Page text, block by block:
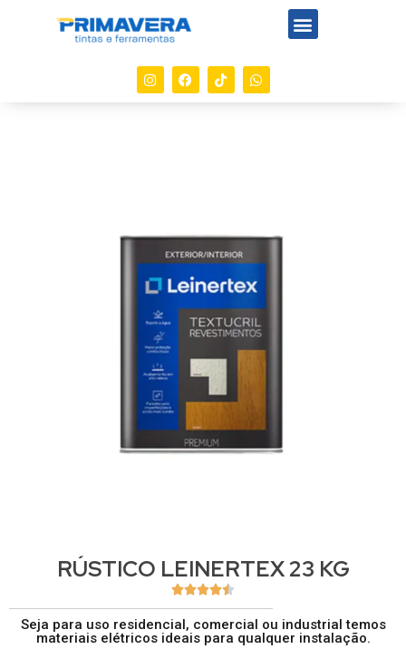
RÚSTICO LEINERTEX 23 KG

Seja para uso residencial, comercial ou industrial temos
materiais elétricos ideais para qualquer instalação.